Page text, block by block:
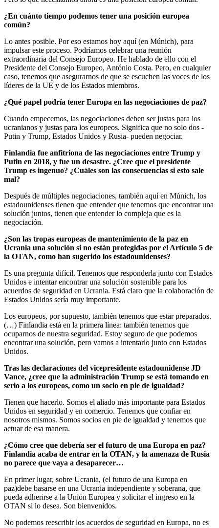
¿En cuánto tiempo podemos tener una posición europea
común?
Lo antes posible. Por eso estamos hoy aquí (en Múnich), para
impulsar este proceso. Podríamos celebrar una reunión
extraordinaria del Consejo Europeo. He hablado de ello con el
Presidente del Consejo Europeo, António Costa. Pero, en cualquier
caso, tenemos que asegurarnos de que se escuchen las voces de los
líderes de la UE y de los Estados miembros.
¿Qué papel podría tener Europa en las negociaciones de paz?
Cuando empecemos, las negociaciones deben ser justas para los
ucranianos y justas para los europeos. Significa que no solo dos -
Putin y Trump, Estados Unidos y Rusia- pueden negociar.
Finlandia fue anfitriona de las negociaciones entre Trump y
Putin en 2018, y fue un desastre. ¿Cree que el presidente
Trump es ingenuo? ¿Cuáles son las consecuencias si esto sale
mal?
Después de múltiples negociaciones, también aquí en Múnich, los
estadounidenses tienen que entender que tenemos que encontrar una
solución juntos, tienen que entender lo compleja que es la
negociación.
¿Son las tropas europeas de mantenimiento de la paz en
Ucrania una solución si no están protegidas por el Artículo 5 de
la OTAN, como han sugerido los estadounidenses?
Es una pregunta difícil. Tenemos que responderla junto con Estados
Unidos e intentar encontrar una solución sostenible para los
acuerdos de seguridad en Ucrania. Está claro que la colaboración de
Estados Unidos sería muy importante.
Los europeos, por supuesto, también tenemos que estar preparados.
(…) Finlandia está en la primera línea: también tenemos que
ocuparnos de nuestra seguridad. Estoy seguro de que podemos
encontrar una solución, pero vamos a intentarlo junto con Estados
Unidos.
Tras las declaraciones del vicepresidente estadounidense JD
Vance, ¿cree que la administración Trump se está tomando en
serio a los europeos, como un socio en pie de igualdad?
Tienen que hacerlo. Somos el aliado más importante para Estados
Unidos en seguridad y en comercio. Tenemos que confiar en
nosotros mismos. Somos socios en pie de igualdad y tenemos que
actuar de esa manera.
¿Cómo cree que debería ser el futuro de una Europa en paz?
Finlandia acaba de entrar en la OTAN, y la amenaza de Rusia
no parece que vaya a desaparecer…
En primer lugar, sobre Ucrania, (el futuro de una Europa en
paz)debe basarse en una Ucrania independiente y soberana, que
pueda adherirse a la Unión Europea y solicitar el ingreso en la
OTAN si lo desea. Son bienvenidos.
No podemos reescribir los acuerdos de seguridad en Europa, no es